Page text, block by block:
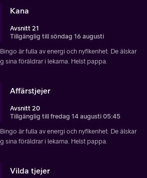
Kana
Avsnitt 21
Tillgänglig till söndag 16 augusti
är fulla av energi och nyfikenhet. De älskar
sina föräldrar i lekarna. Helst pappa.
Affärstjejer
Avsnitt 20
Tillgänglig till fredag 14 augusti 05:45
är fulla av energi och nyfikenhet. De älskar
sina föräldrar i lekarna. Helst pappa.
Vilda tjejer